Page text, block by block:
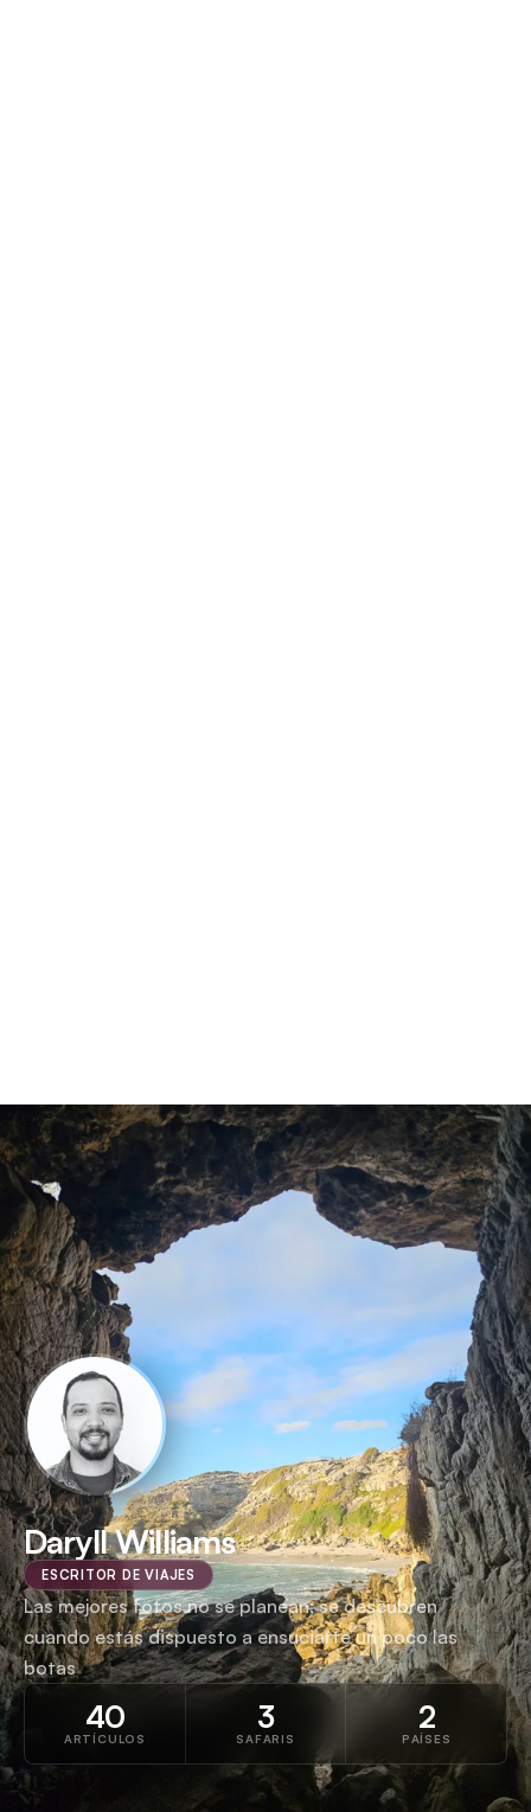
Daryll Williams
ESCRITOR DE VIAJES
Las mejores fotos no se planean; se descubren
cuando estás dispuesto a ensuciarte un poco las
botas
40
ARTÍCULOS
3
SAFARIS
2
PAÍSES